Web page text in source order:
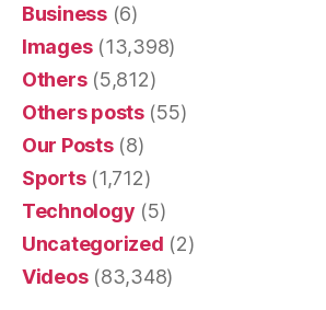
Business(6)
Images(13,398)
Others(5,812)
Others posts(55)
Our Posts(8)
Sports(1,712)
Technology (5)
Uncategorized (2)
Videos(83,348)